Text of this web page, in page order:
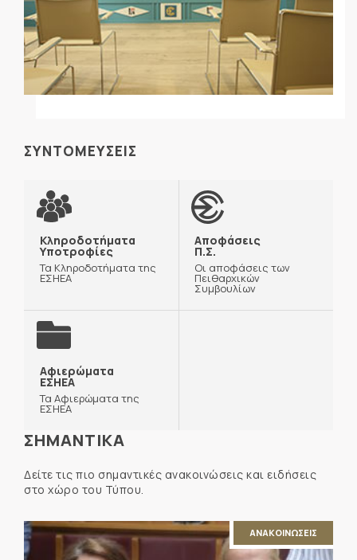
ΣΥΝΤΟΜΕΥΣΕΙΣ
Κληροδοτήματα
Υποτροφίες
Τα Κληροδοτήματα της
ΕΣΗΕΑ
Αποφάσεις
Π.Σ.
Οι αποφάσεις των
Πειθαρχικών
Συμβουλίων
Αφιερώματα
ΕΣΗΕΑ
Τα Αφιερώματα της
ΕΣΗΕΑ
ΣΗΜΑΝΤΙΚΑ
Δείτε τις πιο σημαντικές ανακοινώσεις και ειδήσεις
στο χώρο του Τύπου.
ΑΝΑΚΟΙΝΩΣΕΙΣ